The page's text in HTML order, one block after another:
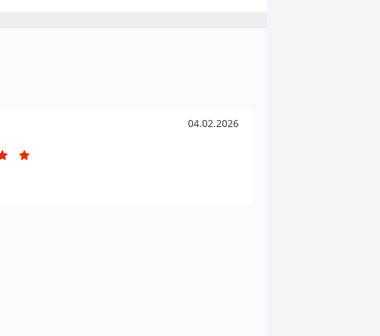
04.02.2026